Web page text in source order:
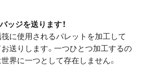
ッジを送ります！
に使用されるパレットを加工して
送りします。一つひとつ加工するの
界に一つとして存在しません。